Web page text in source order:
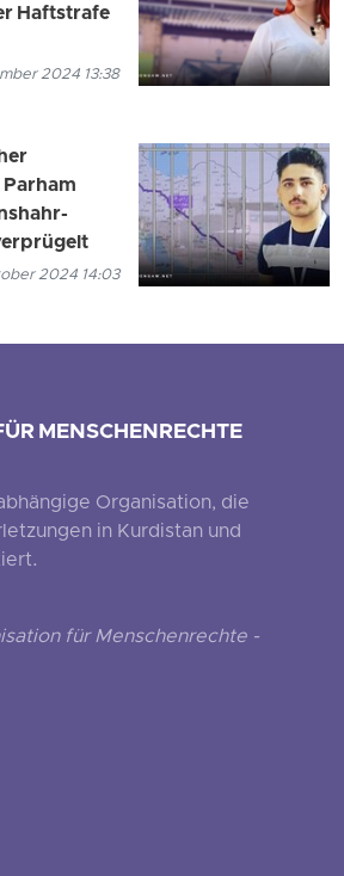
Haftstrafe
2024 13:38
2024 14:03
MENSCHENRECHTE
Organisation, die
in Kurdistan und
für Menschenrechte -